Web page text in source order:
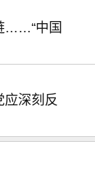
……“中国
深刻反